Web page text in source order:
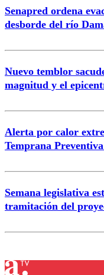
Senapred ordena
desborde del río
Nuevo temblor
magnitud y el
Alerta por calor
Temprana
Semana legislativa
tramitación del